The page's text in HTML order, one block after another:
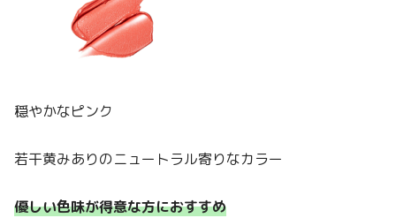
穏やかなピンク
若干黄みありのニュートラル寄りなカラー
優しい色味が得意な方におすすめ